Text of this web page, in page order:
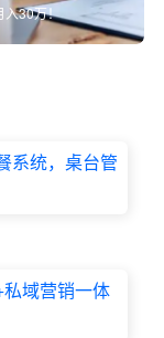
入30万！
系统，桌台管
域营销一体